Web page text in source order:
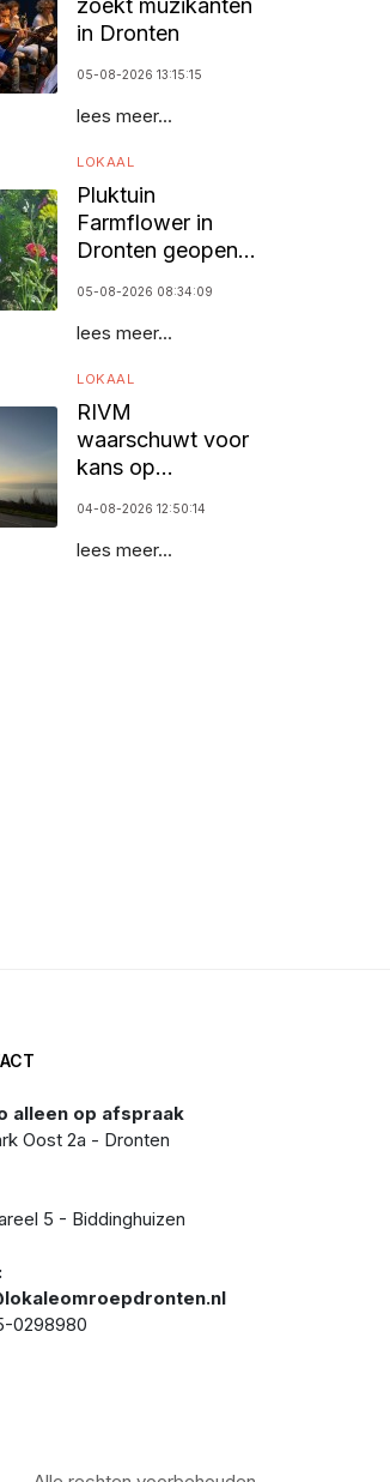
ZORGEN VOOR AFSLUITINGEN EN
zoekt muzikanten
in Dronten
05-08-2026 13:15:15
lees meer...
LOKAAL
Pluktuin
Farmflower in
Dronten geopend
05-08-2026 08:34:09
lees meer...
LOKAAL
RIVM
waarschuwt voor
kans op
04-08-2026 12:50:14
lees meer...
alleen op afspraak
Oost 2a - Dronten
5 - Biddinghuizen
0298980